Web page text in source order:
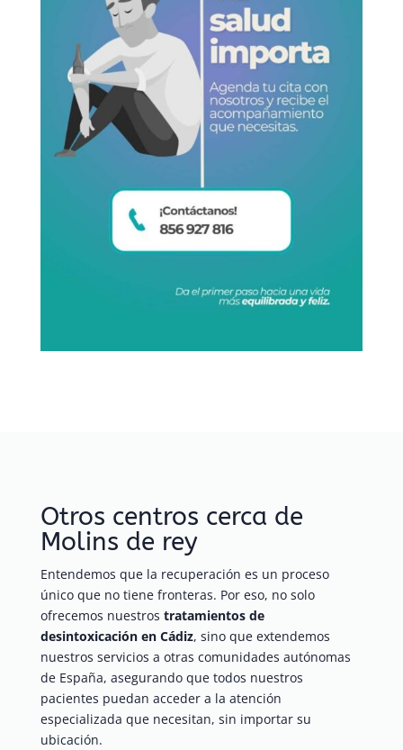
Otros centros cerca de
Molins de rey
Entendemos que la recuperación es un proceso
único que no tiene fronteras. Por eso, no solo
ofrecemos nuestros tratamientos de
desintoxicación en Cádiz, sino que extendemos
nuestros servicios a otras comunidades autónomas
de España, asegurando que todos nuestros
pacientes puedan acceder a la atención
especializada que necesitan, sin importar su
ubicación.